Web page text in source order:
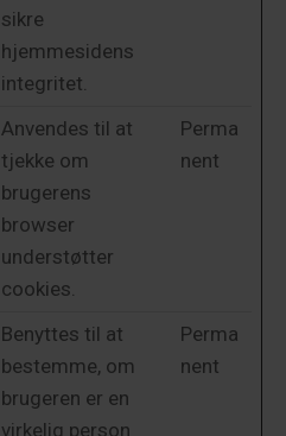
sikre
hjemmesidens
integritet.
Anvendes til at
tjekke om
brugerens
browser
understøtter
cookies.
Perma
nent
Benyttes til at
bestemme, om
brugeren er en
virkelig person
Perma
nent